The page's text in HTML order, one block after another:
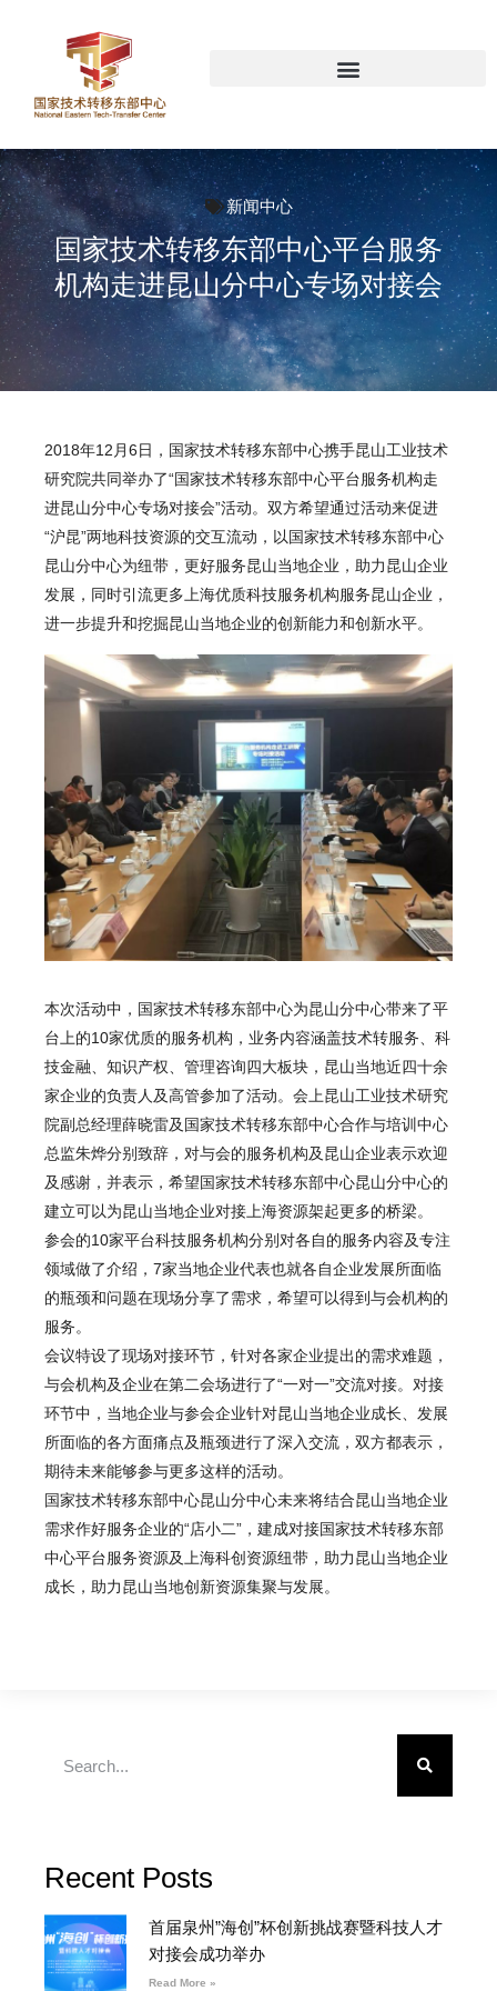
新闻中心
国家技术转移东部中心平台服务
机构走进昆山分中心专场对接会
2018年12月6日，国家技术转移东部中心携手昆山工业技术
研究院共同举办了“国家技术转移东部中心平台服务机构走
进昆山分中心专场对接会”活动。双方希望通过活动来促进
“沪昆”两地科技资源的交互流动，以国家技术转移东部中心
昆山分中心为纽带，更好服务昆山当地企业，助力昆山企业
发展，同时引流更多上海优质科技服务机构服务昆山企业，
进一步提升和挖掘昆山当地企业的创新能力和创新水平。
本次活动中，国家技术转移东部中心为昆山分中心带来了平
台上的10家优质的服务机构，业务内容涵盖技术转服务、科
技金融、知识产权、管理咨询四大板块，昆山当地近四十余
家企业的负责人及高管参加了活动。会上昆山工业技术研究
院副总经理薛晓雷及国家技术转移东部中心合作与培训中心
总监朱烨分别致辞，对与会的服务机构及昆山企业表示欢迎
及感谢，并表示，希望国家技术转移东部中心昆山分中心的
建立可以为昆山当地企业对接上海资源架起更多的桥梁。
参会的10家平台科技服务机构分别对各自的服务内容及专注
领域做了介绍，7家当地企业代表也就各自企业发展所面临
的瓶颈和问题在现场分享了需求，希望可以得到与会机构的
服务。
会议特设了现场对接环节，针对各家企业提出的需求难题，
与会机构及企业在第二会场进行了“一对一”交流对接。对接
环节中，当地企业与参会企业针对昆山当地企业成长、发展
所面临的各方面痛点及瓶颈进行了深入交流，双方都表示，
期待未来能够参与更多这样的活动。
国家技术转移东部中心昆山分中心未来将结合昆山当地企业
需求作好服务企业的“店小二”，建成对接国家技术转移东部
中心平台服务资源及上海科创资源纽带，助力昆山当地企业
成长，助力昆山当地创新资源集聚与发展。
Recent Posts
首届泉州”海创”杯创新挑战赛暨科技人才
对接会成功举办
Read More »